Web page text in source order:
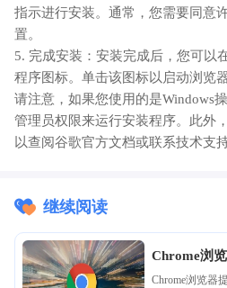
指示进行安装。通常，您需要同意
置。
5. 完成安装：安装完成后，您可以
程序图标。单击该图标以启动浏览器
请注意，如果您使用的是Windows
管理员权限来运行安装程序。此外
以查阅谷歌官方文档或联系技术支
继续阅读
Chrome浏
Chrome浏览器